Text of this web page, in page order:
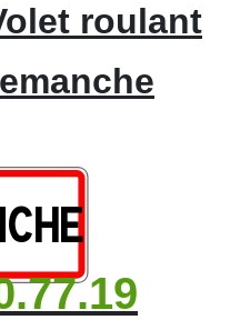
roulant